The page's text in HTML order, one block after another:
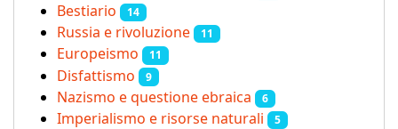
Bestiario 14
Russia e rivoluzione 11
Europeismo 11
Disfattismo 9
Nazismo e questione ebraica 6
Imperialismo e risorse naturali 5